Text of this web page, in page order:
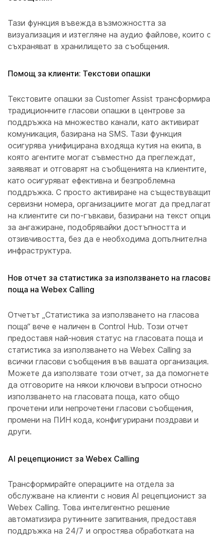
Тази функция въвежда възможността за
визуализация и изтегляне на аудио файлове, които се
съхраняват в хранилището за съобщения.
Помощ за клиенти: Текстови опашки
Текстовите опашки за Customer Assist трансформират
традиционните гласови опашки в центрове за
поддръжка на множество канали, като активират
комуникация, базирана на SMS. Тази функция
осигурява унифицирана входяща кутия на екипа, в
която агентите могат съвместно да преглеждат,
заявяват и отговарят на съобщенията на клиентите,
като осигуряват ефективна и безпроблемна
поддръжка. С просто активиране на съществуващите
сервизни номера, организациите могат да предлагат
на клиентите си по-гъвкави, базирани на текст опции
за ангажиране, подобрявайки достъпността и
отзивчивостта, без да е необходима допълнителна
инфраструктура.
Нов отчет за статистика за използването на гласова
поща на Webex Calling
Отчетът „Статистика за използването на гласова
поща“ вече е наличен в Control Hub. Този отчет
предоставя най-новия статус на гласовата поща и
статистика за използването на Webex Calling за
всички гласови съобщения във вашата организация.
Можете да използвате този отчет, за да помогнете
да отговорите на някои ключови въпроси относно
използването на гласовата поща, като общо
прочетени или непрочетени гласови съобщения,
промени на ПИН кода, конфигурирани поздрави и
други.
AI рецепционист за Webex Calling
Трансформирайте операциите на отдела за
обслужване на клиенти с новия AI рецепционист за
Webex Calling. Това интелигентно решение
автоматизира рутинните запитвания, предоставя
поддръжка на 24/7 и опростява обработката на